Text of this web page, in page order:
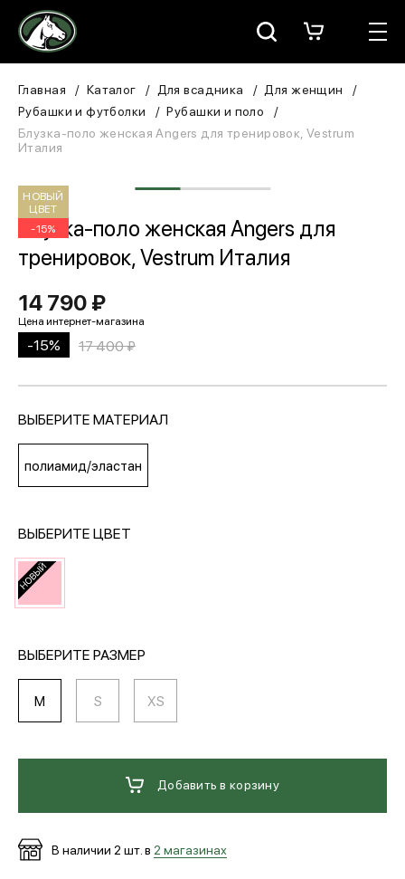
Москва
Для всадника
В конюшню
ЗООТОВАРЫ
Для собаки
Сувениры/Подарки
МЕДИА
ОПЛАТА И ДОСТАВКА
+7 (495) 139-66-00
Главная Каталог Для всадника
Для женщин
Рубашки и футболки
Рубашки и поло
Блузка-поло женская Angers для тренировок, Vestrum
Италия
НОВЫЙ
ЦВЕТ
-15%
Блузка-поло женская Angers для
тренировок, Vestrum Италия
14 790 ₽
-15% 17 400 ₽
ВЫБЕРИТЕ МАТЕРИАЛ
полиамид/эластан
ВЫБЕРИТЕ ЦВЕТ
ВЫБЕРИТЕ РАЗМЕР
M S XS
Добавить в корзину
В наличии 2 шт. в 2 магазинах